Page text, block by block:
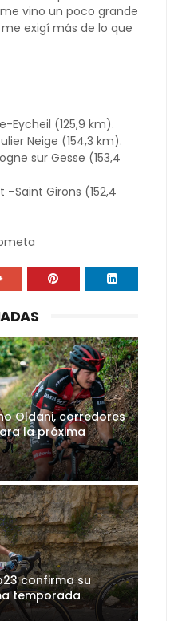
vino un poco grande
exigí más de lo que
Eycheil (125,9 km).
Neige (154,3 km).
sur Gesse (153,4
–Saint Girons (152,4
Oldani, corredores
la próxima
confirma su
temporada